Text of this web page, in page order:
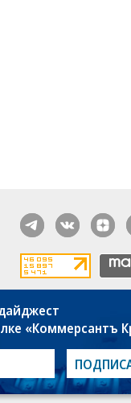
новости компаний,
опубликованы
рекомендательные
«Коммерсантъ